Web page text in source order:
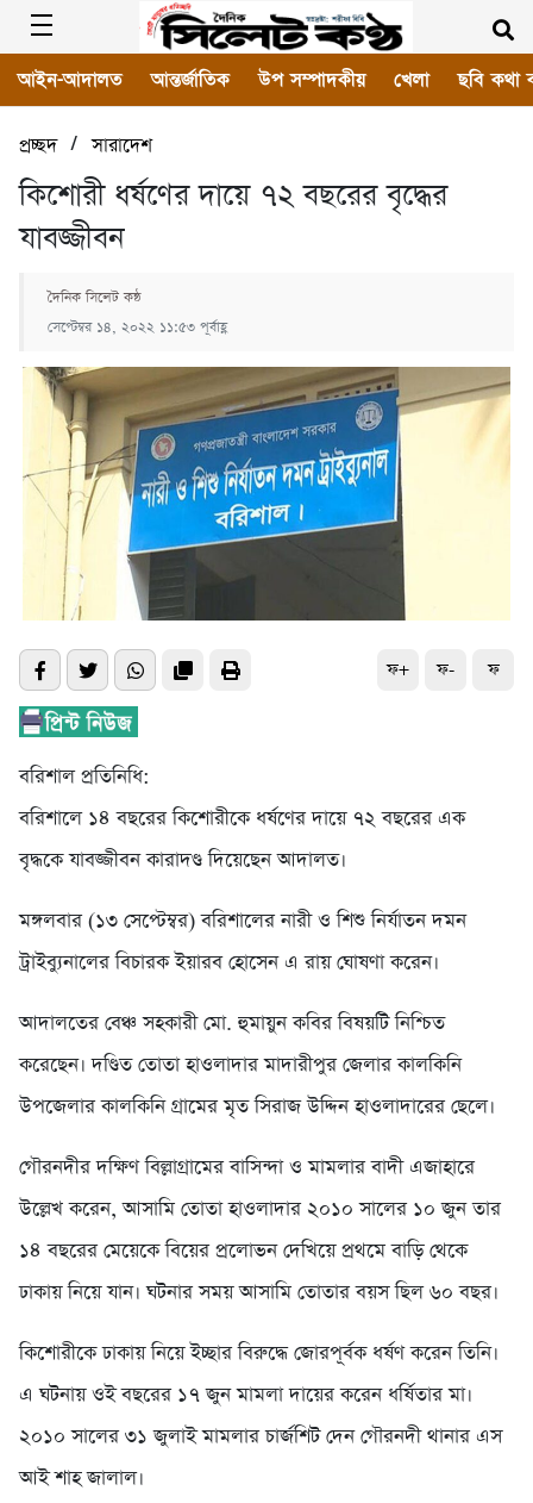
আইন-আদালত আন্তর্জাতিক উপ সম্পাদকীয় খেলা ছবি কথা
প্রচ্ছদ/সারাদেশ
কিশোরী ধর্ষণের দায়ে ৭২ বছরের বৃদ্ধের
যাবজ্জীবন
দৈনিক সিলেট কন্ঠ
সেপ্টেম্বর ১৪, ২০২২ ১১:৫৩ পূর্বাহ্ণ
ফ+ ফ- ফ
বরিশাল প্রতিনিধি:
বরিশালে ১৪ বছরের কিশোরীকে ধর্ষণের দায়ে ৭২ বছরের এক
বৃদ্ধকে যাবজ্জীবন কারাদণ্ড দিয়েছেন আদালত।
মঙ্গলবার (১৩ সেপ্টেম্বর) বরিশালের নারী ও শিশু নির্যাতন দমন
ট্রাইব্যুনালের বিচারক ইয়ারব হোসেন এ রায় ঘোষণা ক‌রেন।
আদালতের বেঞ্চ সহকারী মো. হুমায়ুন কবির বিষয়টি নিশ্চিত
করেছেন। দণ্ডিত তোতা হাওলাদার মাদারীপুর জেলার কালকিনি
উপজেলার কালকিনি গ্রামের মৃত সিরাজ উদ্দিন হাওলাদারের ছেলে।
গৌরনদীর দক্ষিণ বিল্লাগ্রামের বা‌সিন্দা ও মামলার বাদী এজাহা‌রে
উল্লেখ করেন, আসামি তোতা হাওলাদার ২০১০ সালের ১০ জুন তার
১৪ বছরের মেয়েকে বিয়ের প্রলোভন দেখিয়ে প্রথমে বাড়ি থেকে
ঢাকায় নিয়ে যান। ঘটনার সময় আসামি তোতার বয়স ছিল ৬০ বছর।
কিশোরীকে ঢাকায় নিয়ে ইচ্ছার বিরুদ্ধে জোরপূর্বক ধর্ষণ করেন তিনি।
এ ঘটনায় ওই বছরের ১৭ জুন মামলা দায়ের করেন ধর্ষিতার মা।
২০১০ সালের ৩১ জুলাই মামলার চার্জশিট দেন গৌরনদী থানার এস
আই শাহ জালাল।